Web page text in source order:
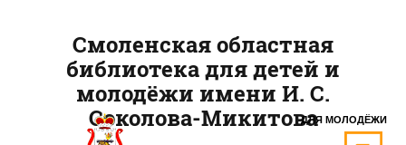
ДЛЯ МОЛОДЁЖИ
Смоленская областная
библиотека для детей и
молодёжи имени И. С.
Соколова-Микитова